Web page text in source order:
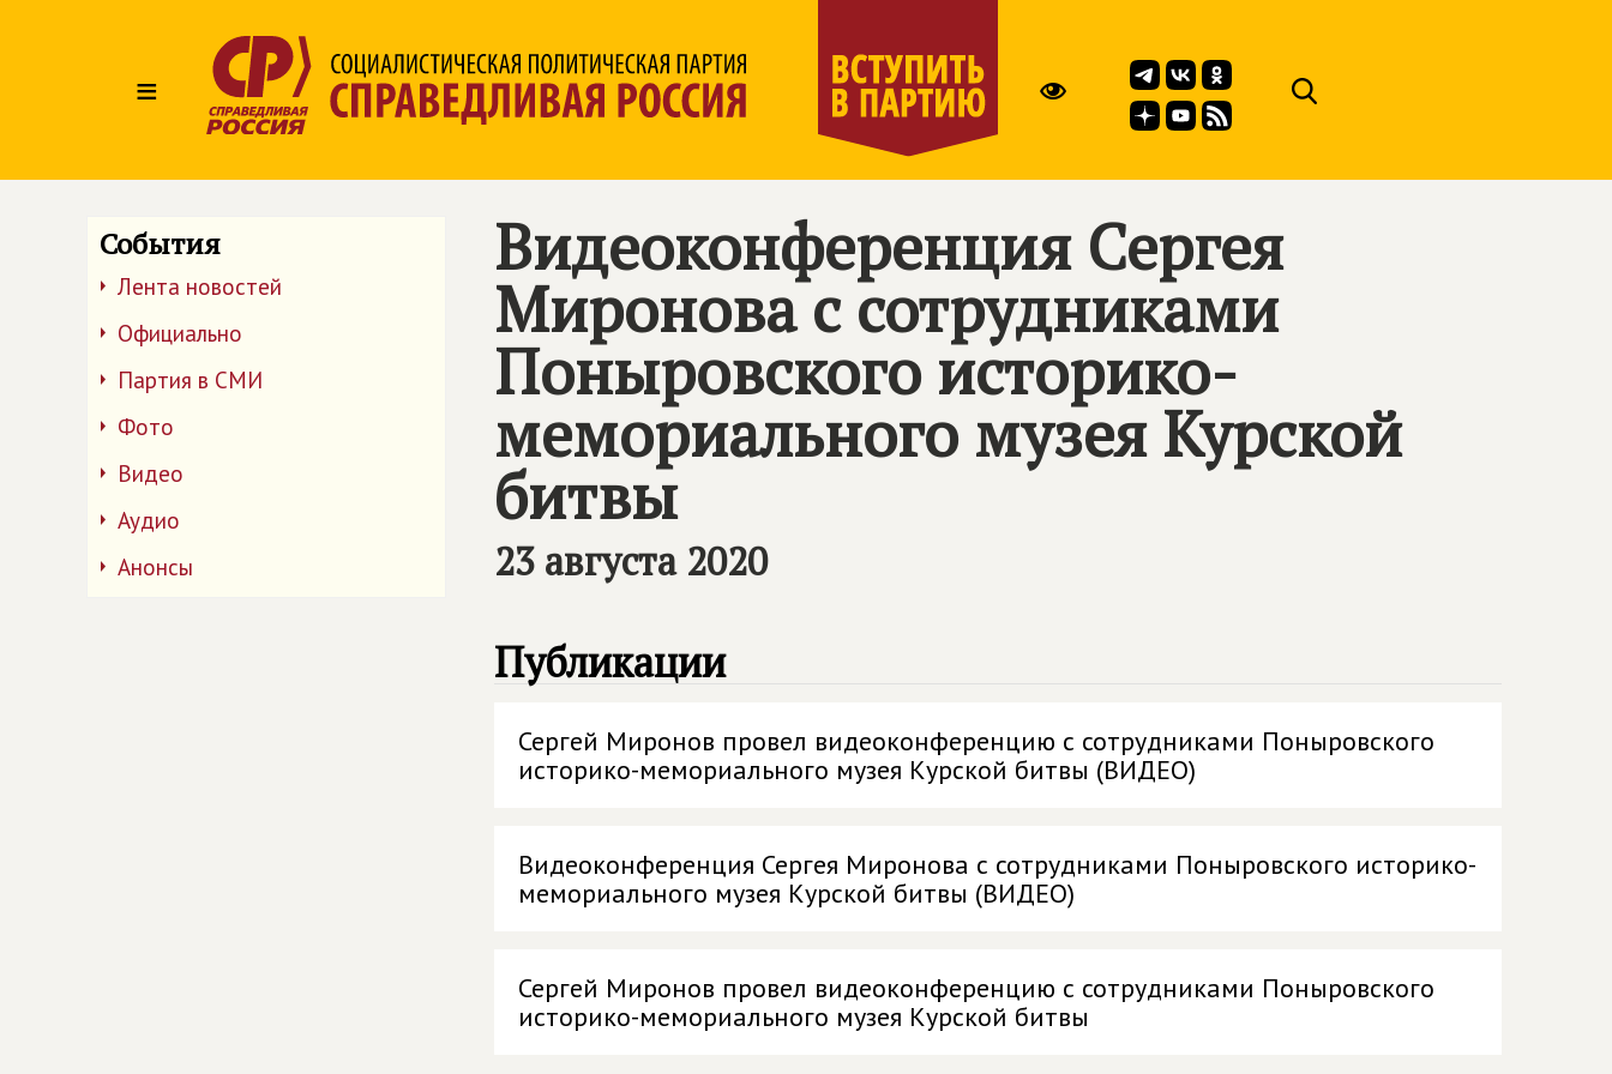
≡
События
Лента новостей
Официально
Партия в СМИ
Фото
Видео
Аудио
Анонсы
Видеоконференция Сергея
Миронова с сотрудниками
Поныровского историко-
мемориального музея Курской
битвы
23 августа 2020
Публикации
Сергей Миронов провел видеоконференцию с сотрудниками Поныровского
историко-мемориального музея Курской битвы (ВИДЕО)
Видеоконференция Сергея Миронова с сотрудниками Поныровского историко-
мемориального музея Курской битвы (ВИДЕО)
Сергей Миронов провел видеоконференцию с сотрудниками Поныровского
историко-мемориального музея Курской битвы